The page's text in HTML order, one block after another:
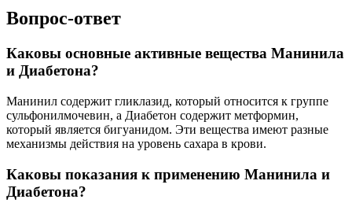
Вопрос-ответ
Каковы основные активные вещества Манинила
и Диабетона?
Манинил содержит гликлазид, который относится к группе
сульфонилмочевин, а Диабетон содержит метформин,
который является бигуанидом. Эти вещества имеют разные
механизмы действия на уровень сахара в крови.
Каковы показания к применению Манинила и
Диабетона?